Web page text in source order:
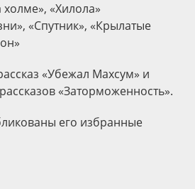
«Хилола»
«Спутник», «Крылатые
«Убежал Махсум» и
«Заторможенность».
его избранные